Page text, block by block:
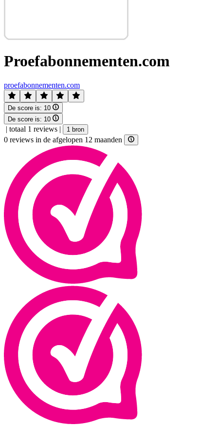
Proefabonnementen.com
proefabonnementen.com
De score is: 10
De score is: 10
| totaal 1 reviews | 1 bron
0 reviews in de afgelopen 12 maanden